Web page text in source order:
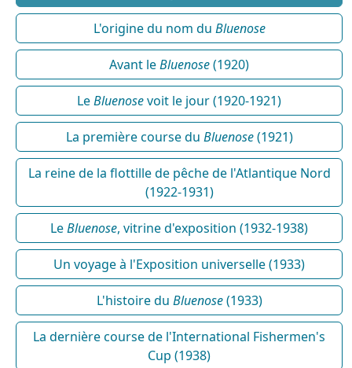
L'origine du nom du Bluenose
Avant leBluenose(1920)
LeBluenosevoit le jour (1920-1921)
La première course du Bluenose(1921)
La reine de la flottille de pêche de l'Atlantique Nord
(1922-1931)
LeBluenose, vitrine d'exposition (1932-1938)
Un voyage à l'Exposition universelle (1933)
L'histoire du Bluenose(1933)
La dernière course de l'International Fishermen's
Cup (1938)